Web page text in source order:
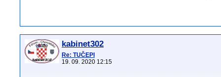
kabinet302
Re: TUČEPI
19. 09. 2020 12:15